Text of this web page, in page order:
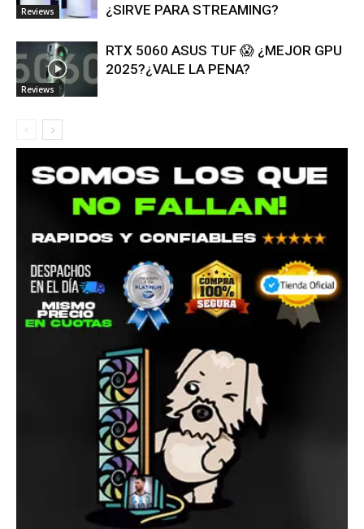
Reviews
¿SIRVE PARA STREAMING?
Reviews
RTX 5060 ASUS TUF 😱 ¿MEJOR GPU
2025?¿VALE LA PENA?